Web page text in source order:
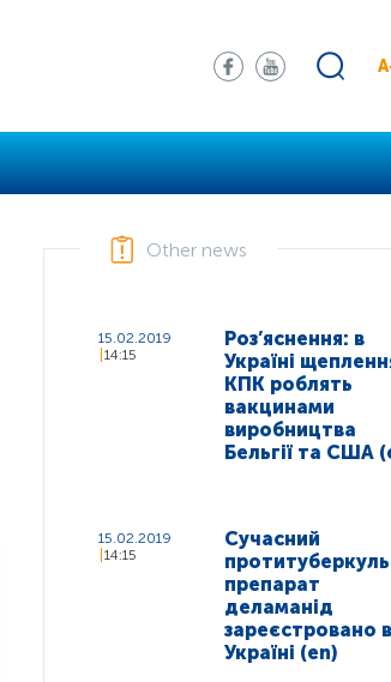
Other news
15.02.2019
14:15
Роз’яснення: в
Україні
КПК роблять
вакцинами
виробництва
Бельгії та США
15.02.2019
14:15
Сучасний
препарат
деламанід
зареєстровано в
Україні (en)